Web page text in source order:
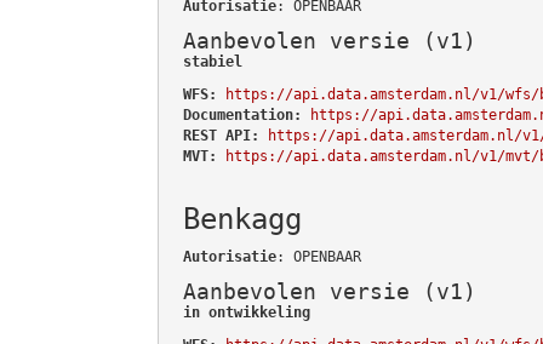
Autorisatie: OPENBAAR
Aanbevolen versie (v1)
stabiel
WFS:
https://api.data.amsterdam.nl/v1/wfs/
Documentation:
https://
REST API:
https://api.data.amsterdam.nl/
MVT:
https://api.data.amsterdam.nl/v1/mvt/
Benkagg
Autorisatie: OPENBAAR
Aanbevolen versie (v1)
in ontwikkeling